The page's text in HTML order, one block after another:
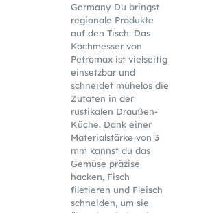
Germany Du bringst
regionale Produkte
auf den Tisch: Das
Kochmesser von
Petromax ist vielseitig
einsetzbar und
schneidet mühelos die
Zutaten in der
rustikalen Draußen-
Küche. Dank einer
Materialstärke von 3
mm kannst du das
Gemüse präzise
hacken, Fisch
filetieren und Fleisch
schneiden, um sie